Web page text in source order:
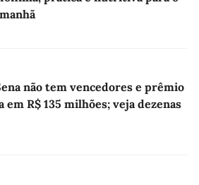
não tem vencedores e prêmio
em R$ 135 milhões; veja dezenas